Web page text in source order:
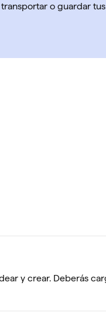
o guardar
y crear. Deberás